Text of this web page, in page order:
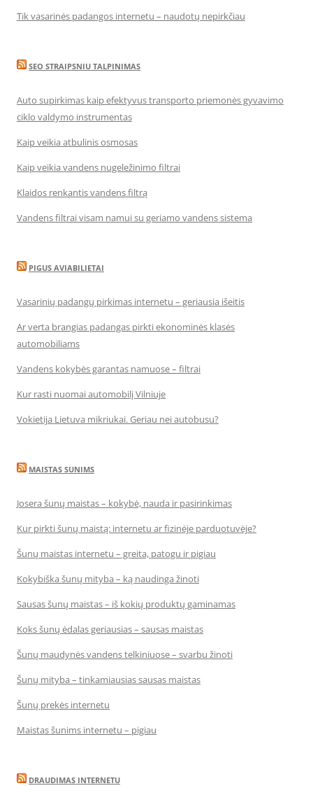
Tik vasarinės padangos internetu – naudotų nepirkčiau
SEO STRAIPSNIU TALPINIMAS
Auto supirkimas kaip efektyvus transporto priemonės gyvavimo
ciklo valdymo instrumentas
Kaip veikia atbulinis osmosas
Kaip veikia vandens nugeležinimo filtrai
Klaidos renkantis vandens filtrą
Vandens filtrai visam namui su geriamo vandens sistema
PIGUS AVIABILIETAI
Vasarinių padangų pirkimas internetu – geriausia išeitis
Ar verta brangias padangas pirkti ekonominės klasės
automobiliams
Vandens kokybės garantas namuose – filtrai
Kur rasti nuomai automobilį Vilniuje
Vokietija Lietuva mikriukai. Geriau nei autobusu?
MAISTAS SUNIMS
Josera šunų maistas – kokybė, nauda ir pasirinkimas
Kur pirkti šunų maistą: internetu ar fizinėje parduotuvėje?
Šunų maistas internetu – greita, patogu ir pigiau
Kokybiška šunų mityba – ką naudinga žinoti
Sausas šunų maistas – iš kokių produktų gaminamas
Koks šunų ėdalas geriausias – sausas maistas
Šunų maudynės vandens telkiniuose – svarbu žinoti
Šunų mityba – tinkamiausias sausas maistas
Šunų prekės internetu
Maistas šunims internetu – pigiau
DRAUDIMAS INTERNETU